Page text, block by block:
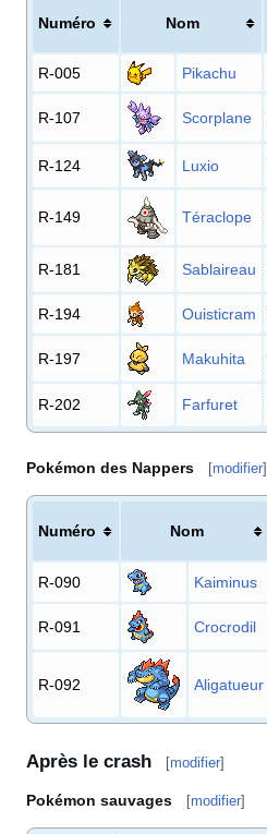
Numéro Nom
R-005 Pikachu
R-107 Scorplane
R-124 Luxio
R-149 Téraclope
R-181 Sablaireau
R-194 Ouisticram
R-197 Makuhita
R-202 Farfuret
Pokémon des Nappers [modifier]
Numéro Nom
R-090 Kaiminus
R-091 Crocrodil
R-092 Aligatueur
Après le crash [modifier]
Pokémon sauvages [modifier]